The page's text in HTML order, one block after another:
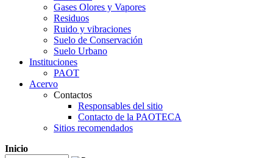
Gases Olores y Vapores
Residuos
Ruido y vibraciones
Suelo de Conservación
Suelo Urbano
Instituciones
PAOT
Acervo
Contactos
Responsables del sitio
Contacto de la PAOTECA
Sitios recomendados
Inicio